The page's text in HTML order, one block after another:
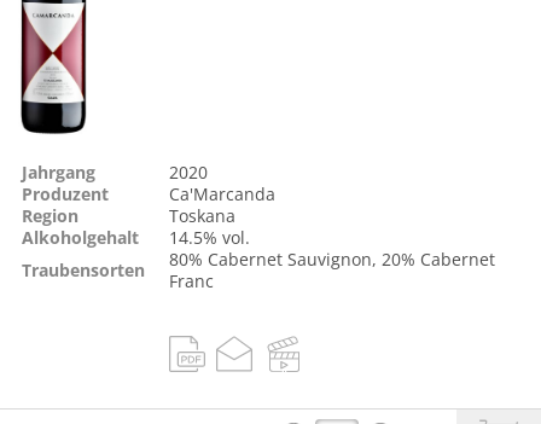
Jahrgang
2020
Produzent
Ca'Marcanda
Region
Toskana
Alkoholgehalt
14.5% vol.
Traubensorten
80% Cabernet Sauvignon, 20% Cabernet
Franc